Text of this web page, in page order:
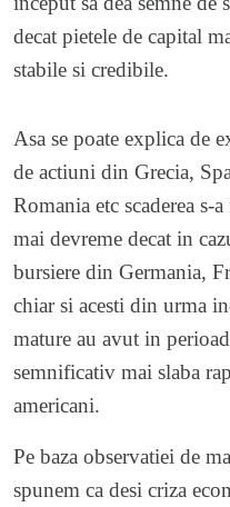
decat pietele de capital
stabile si credibile.
Asa se poate explica de
de actiuni din Grecia,
Romania etc scaderea s-
mai devreme decat in
bursiere din Germania,
chiar si acesti din urma
mature au avut in
semnificativ mai slaba
americani.
Pe baza observatiei de
spunem ca desi criza